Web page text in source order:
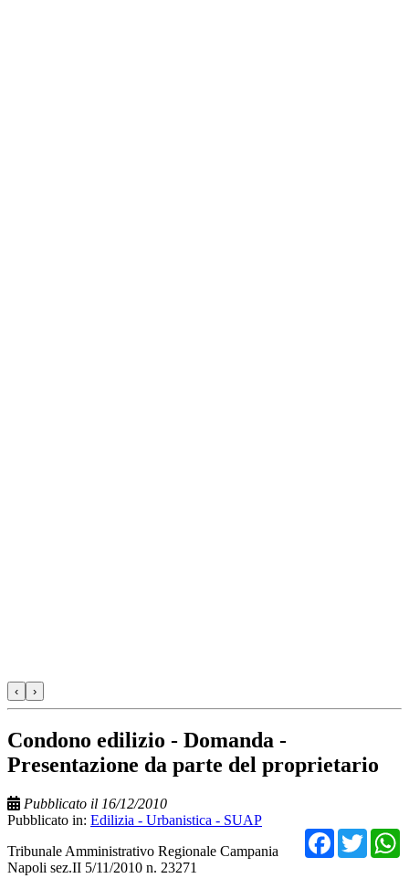
‹ ›
Condono edilizio - Domanda -
Presentazione da parte del proprietario
Pubblicato il 16/12/2010
Pubblicato in: Edilizia - Urbanistica - SUAP
Tribunale Amministrativo Regionale Campania
Napoli sez.II 5/11/2010 n. 23271